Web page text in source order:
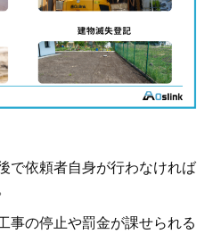
で依頼者自身が行わなければ
事の停止や罰金が課せられる